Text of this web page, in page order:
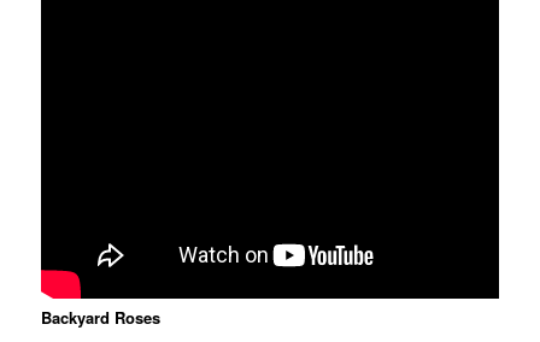
Backyard Roses